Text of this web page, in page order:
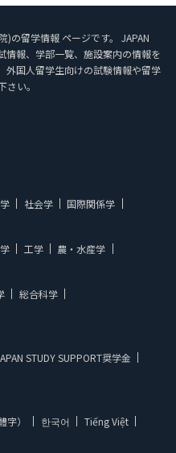
)の留学情報 ページです。 JAPAN
情報、学部一覧、施設案内の情報を
外国人留学生向けの試験情報や留学
い。
社会学
国際関係学
工学
農・水産学
総合科学
STUDY SUPPORT奨学金
字） 한국어
Tiếng Việt